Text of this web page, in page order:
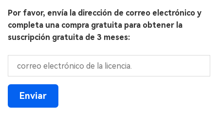
Por favor, envía la dirección de correo electrónico y
completa una compra gratuita para obtener la
suscripción gratuita de 3 meses: